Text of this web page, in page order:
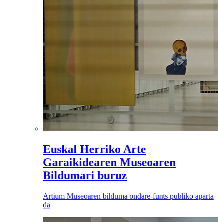
Euskal Herriko Arte
Garaikidearen Museoaren
Bildumari buruz
Artium Museoaren bilduma ondare-funts publiko aparta
da